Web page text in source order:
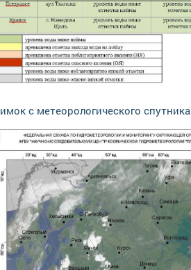
с метеорологического спутника